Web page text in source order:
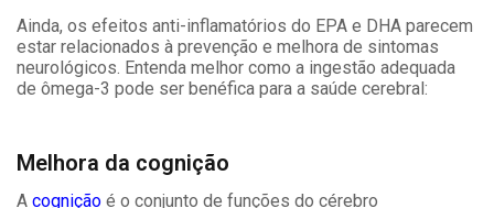
Ainda, os efeitos anti-inflamatórios do EPA e DHA parecem
estar relacionados à prevenção e melhora de sintomas
neurológicos. Entenda melhor como a ingestão adequada
de ômega-3 pode ser benéfica para a saúde cerebral:
Melhora da cognição
A cognição é o conjunto de funções do cérebro